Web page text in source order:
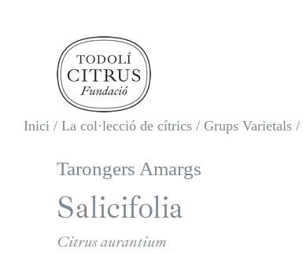
Inici / La col·lecció de cítrics / Grups Varietals /
Tarongers Amargs
Salicifolia
Citrus aurantium